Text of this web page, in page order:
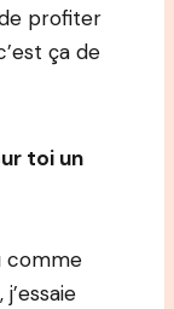
profiter
ça de
toi un
comme